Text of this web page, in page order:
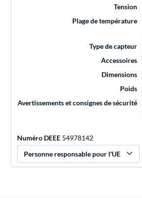
Tension
Plage de température
Type de capteur
Accessoires
Dimensions
Poids
Avertissements et consignes de sécurité
Numéro DEEE 54978142
Personne responsable pour l'UE